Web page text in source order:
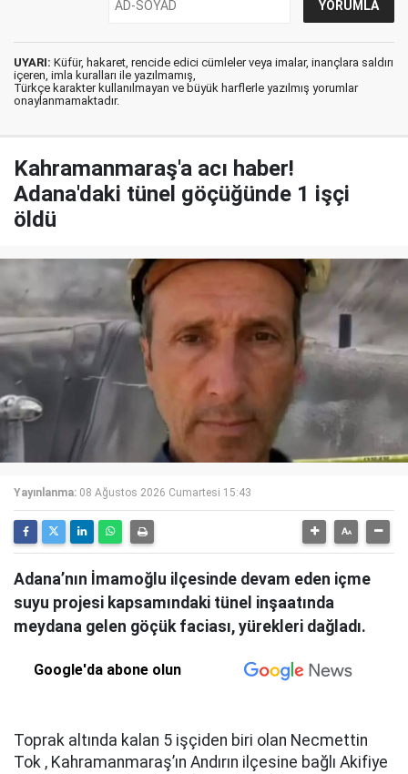
UYARI: Küfür, hakaret, rencide edici cümleler veya imalar, inançlara saldırı
içeren, imla kuralları ile yazılmamış,
Türkçe karakter kullanılmayan ve büyük harflerle yazılmış yorumlar
onaylanmamaktadır.
Kahramanmaraş'a acı haber!
Adana'daki tünel göçüğünde 1 işçi
öldü
Yayınlanma: 08 Ağustos 2026 Cumartesi 15:43
Adana’nın İmamoğlu ilçesinde devam eden içme
suyu projesi kapsamındaki tünel inşaatında
meydana gelen göçük faciası, yürekleri dağladı.
Google'da abone olun
Toprak altında kalan 5 işçiden biri olan Necmettin
Tok , Kahramanmaraş’ın Andırın ilçesine bağlı Akifiye